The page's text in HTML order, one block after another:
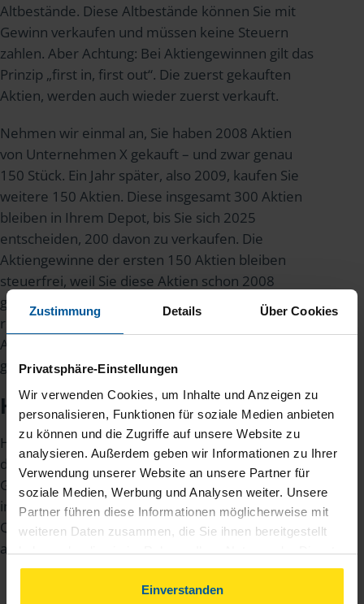
Zustimmung Details Über Cookies
Privatsphäre-Einstellungen
Wir verwenden Cookies, um Inhalte und Anzeigen zu
personalisieren, Funktionen für soziale Medien anbieten
zu können und die Zugriffe auf unsere Website zu
analysieren. Außerdem geben wir Informationen zu Ihrer
Verwendung unserer Website an unsere Partner für
soziale Medien, Werbung und Analysen weiter. Unsere
Partner führen diese Informationen möglicherweise mit
weiteren Daten zusammen, die Sie ihnen bereitgestellt
haben oder die sie im Rahmen Ihrer Nutzung der Dienste
gesammelt haben. Indem Sie auf Einverstanden klicken,
können Sie der Verwendung von Cookies, gemäß
Einverstanden
Altbestände. Diese Altbestände können Sie mit
Gewinn verkaufen und müssen keine Steuern
zahlen. Aber Achtung: Bei Aktiengewinnen gilt das
Prinzip „first in, first out“. Die zuerst gekauften
Aktien, werden auch wieder zuerst verkauft.
Nehmen wir einmal an, Sie haben 2008 Aktien
von Unternehmen X gekauft – und zwar genau
150 Stück. Ein Jahr später, also 2009, kaufen Sie
weitere 150 Aktien. Diese insgesamt 300 Aktien
bleiben in Ihrem Depot, bis Sie sich 2025
entscheiden, 200 davon zu verkaufen. Die
Aktiengewinne der ersten 150 Aktien bleiben
steuerfrei, weil Sie diese Aktien schon 2008
gekauft haben. Auf die Aktiengewinne der
restlichen 50 Aktien müssen Sie
Abgeltungssteuer zahlen, weil diese Aktien 2009
gekauft wurden.
Handel über Auslandsbroker
Handeln Sie über einen Auslandsbroker, zieht
dieser keine deutsche Kapitalertragsteuer ab.
Gewinne und Verluste melden Sie deshalb selbst
in der Anlage KAP; bis zu 15 Prozent ausländische
Quellensteuer rechnet das Finanzamt
automatisch an.